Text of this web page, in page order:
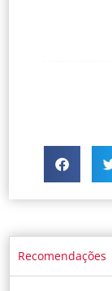
Recomendações